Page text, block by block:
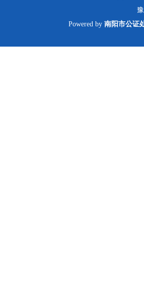
Powered by 南阳市公证